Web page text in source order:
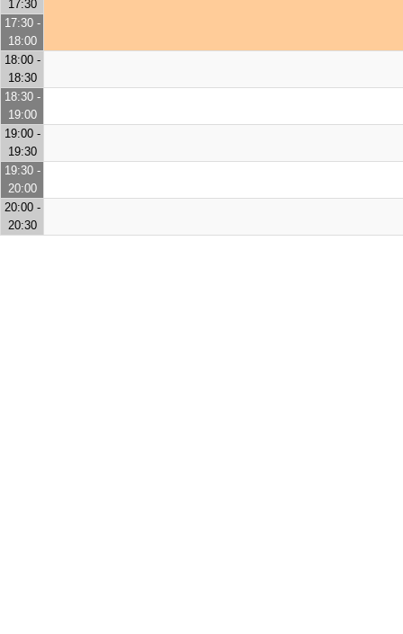
17:30
17:30 -
18:00
18:00 -
18:30
18:30 -
19:00
19:00 -
19:30
19:30 -
20:00
20:00 -
20:30